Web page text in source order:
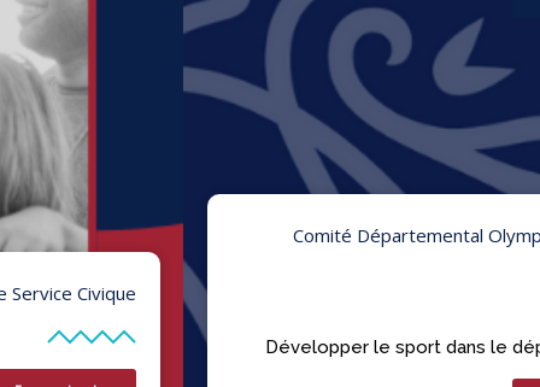
Comité Départemental Olympique et Sportif de
Développer le sport dans le département isérois